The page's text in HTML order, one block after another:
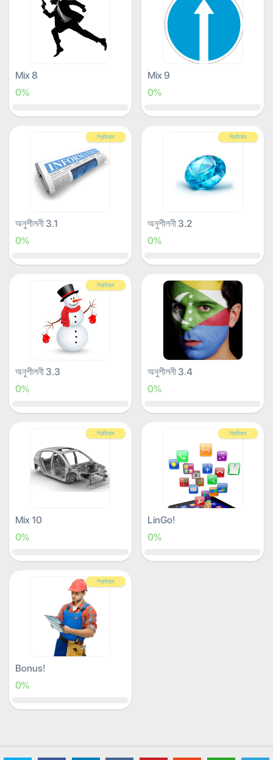
Mix 8
0%
Mix 9
0%
প্রিমিয়াম
অনুশীলনী 3.1
0%
প্রিমিয়াম
অনুশীলনী 3.2
0%
প্রিমিয়াম
অনুশীলনী 3.3
0%
অনুশীলনী 3.4
0%
প্রিমিয়াম
Mix 10
0%
প্রিমিয়াম
LinGo!
0%
প্রিমিয়াম
Bonus!
0%